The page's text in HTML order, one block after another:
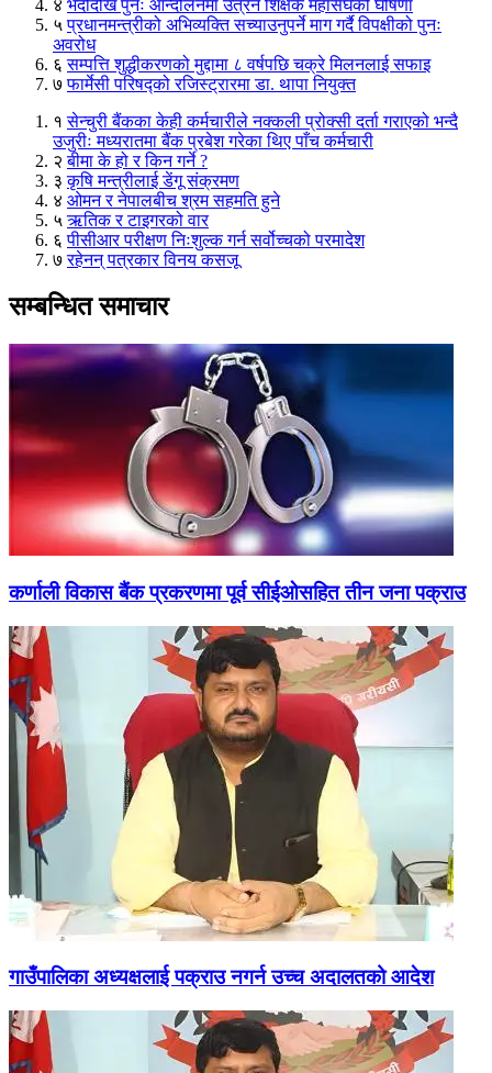
४ भदौदेखि पुनः आन्दोलनमा उत्रने शिक्षक महासंघको घोषणा
५ प्रधानमन्त्रीको अभिव्यक्ति सच्याउनुपर्ने माग गर्दै विपक्षीको पुनः
अवरोध
६ सम्पत्ति शुद्धीकरणको मुद्दामा ८ वर्षपछि चक्रे मिलनलाई सफाइ
७ फार्मेसी परिषद्को रजिस्ट्रारमा डा. थापा नियुक्त
१ सेन्चुरी बैंकका केही कर्मचारीले नक्कली प्रोक्सी दर्ता गराएको भन्दै
उजुरीः मध्यरातमा बैंक प्रबेश गरेका थिए पाँच कर्मचारी
२ बीमा के हो र किन गर्ने ?
३ कृषि मन्त्रीलाई डेंगू संक्रमण
४ ओमन र नेपालबीच श्रम सहमति हुने
५ ऋतिक र टाइगरको वार
६ पीसीआर परीक्षण निःशुल्क गर्न सर्वोच्चको परमादेश
७ रहेनन् पत्रकार विनय कसजू
सम्बन्धित समाचार
कर्णाली विकास बैंक प्रकरणमा पूर्व सीईओसहित तीन जना पक्राउ
गाउँपालिका अध्यक्षलाई पक्राउ नगर्न उच्च अदालतको आदेश